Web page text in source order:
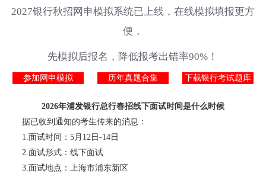
2027银行秋招网申模拟系统已上线，在线模拟填报更方
便，
先模拟后报名，降低报考出错率90%！
参加网申模拟 历年真题合集 下载银行考试题库
2026年浦发银行总行春招线下面试时间是什么时候
据已收到通知的考生传来的消息：
1.面试时间：5月12日-14日
2.面试形式：线下面试
3.面试地点：上海市浦东新区